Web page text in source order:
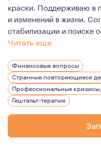
краски. Поддерживаю в
и изменений в жизни.
стабилизации и поиске
Читать еще
На мой взгляд,
Ведущей по жизни
Родилась в семье
На протяжении 20 лет
Я замужем, есть
Финансовые вопросы
Профессиональные
Гештальт-терапия